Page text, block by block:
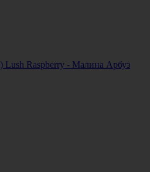
Lush Raspberry - Малина Арбуз